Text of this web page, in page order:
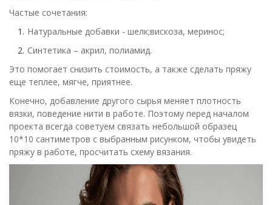
Частые сочетания:
Натуральные добавки - шелк;вискоза, меринос;
Синтетика – акрил, полиамид.
Это помогает снизить стоимость, а также сделать пряжу
еще теплее, мягче, приятнее.
Конечно, добавление другого сырья меняет плотность
вязки, поведение нити в работе. Поэтому перед началом
проекта всегда советуем связать небольшой образец
10*10 сантиметров с выбранным рисунком, чтобы увидеть
пряжу в работе, просчитать схему вязания.